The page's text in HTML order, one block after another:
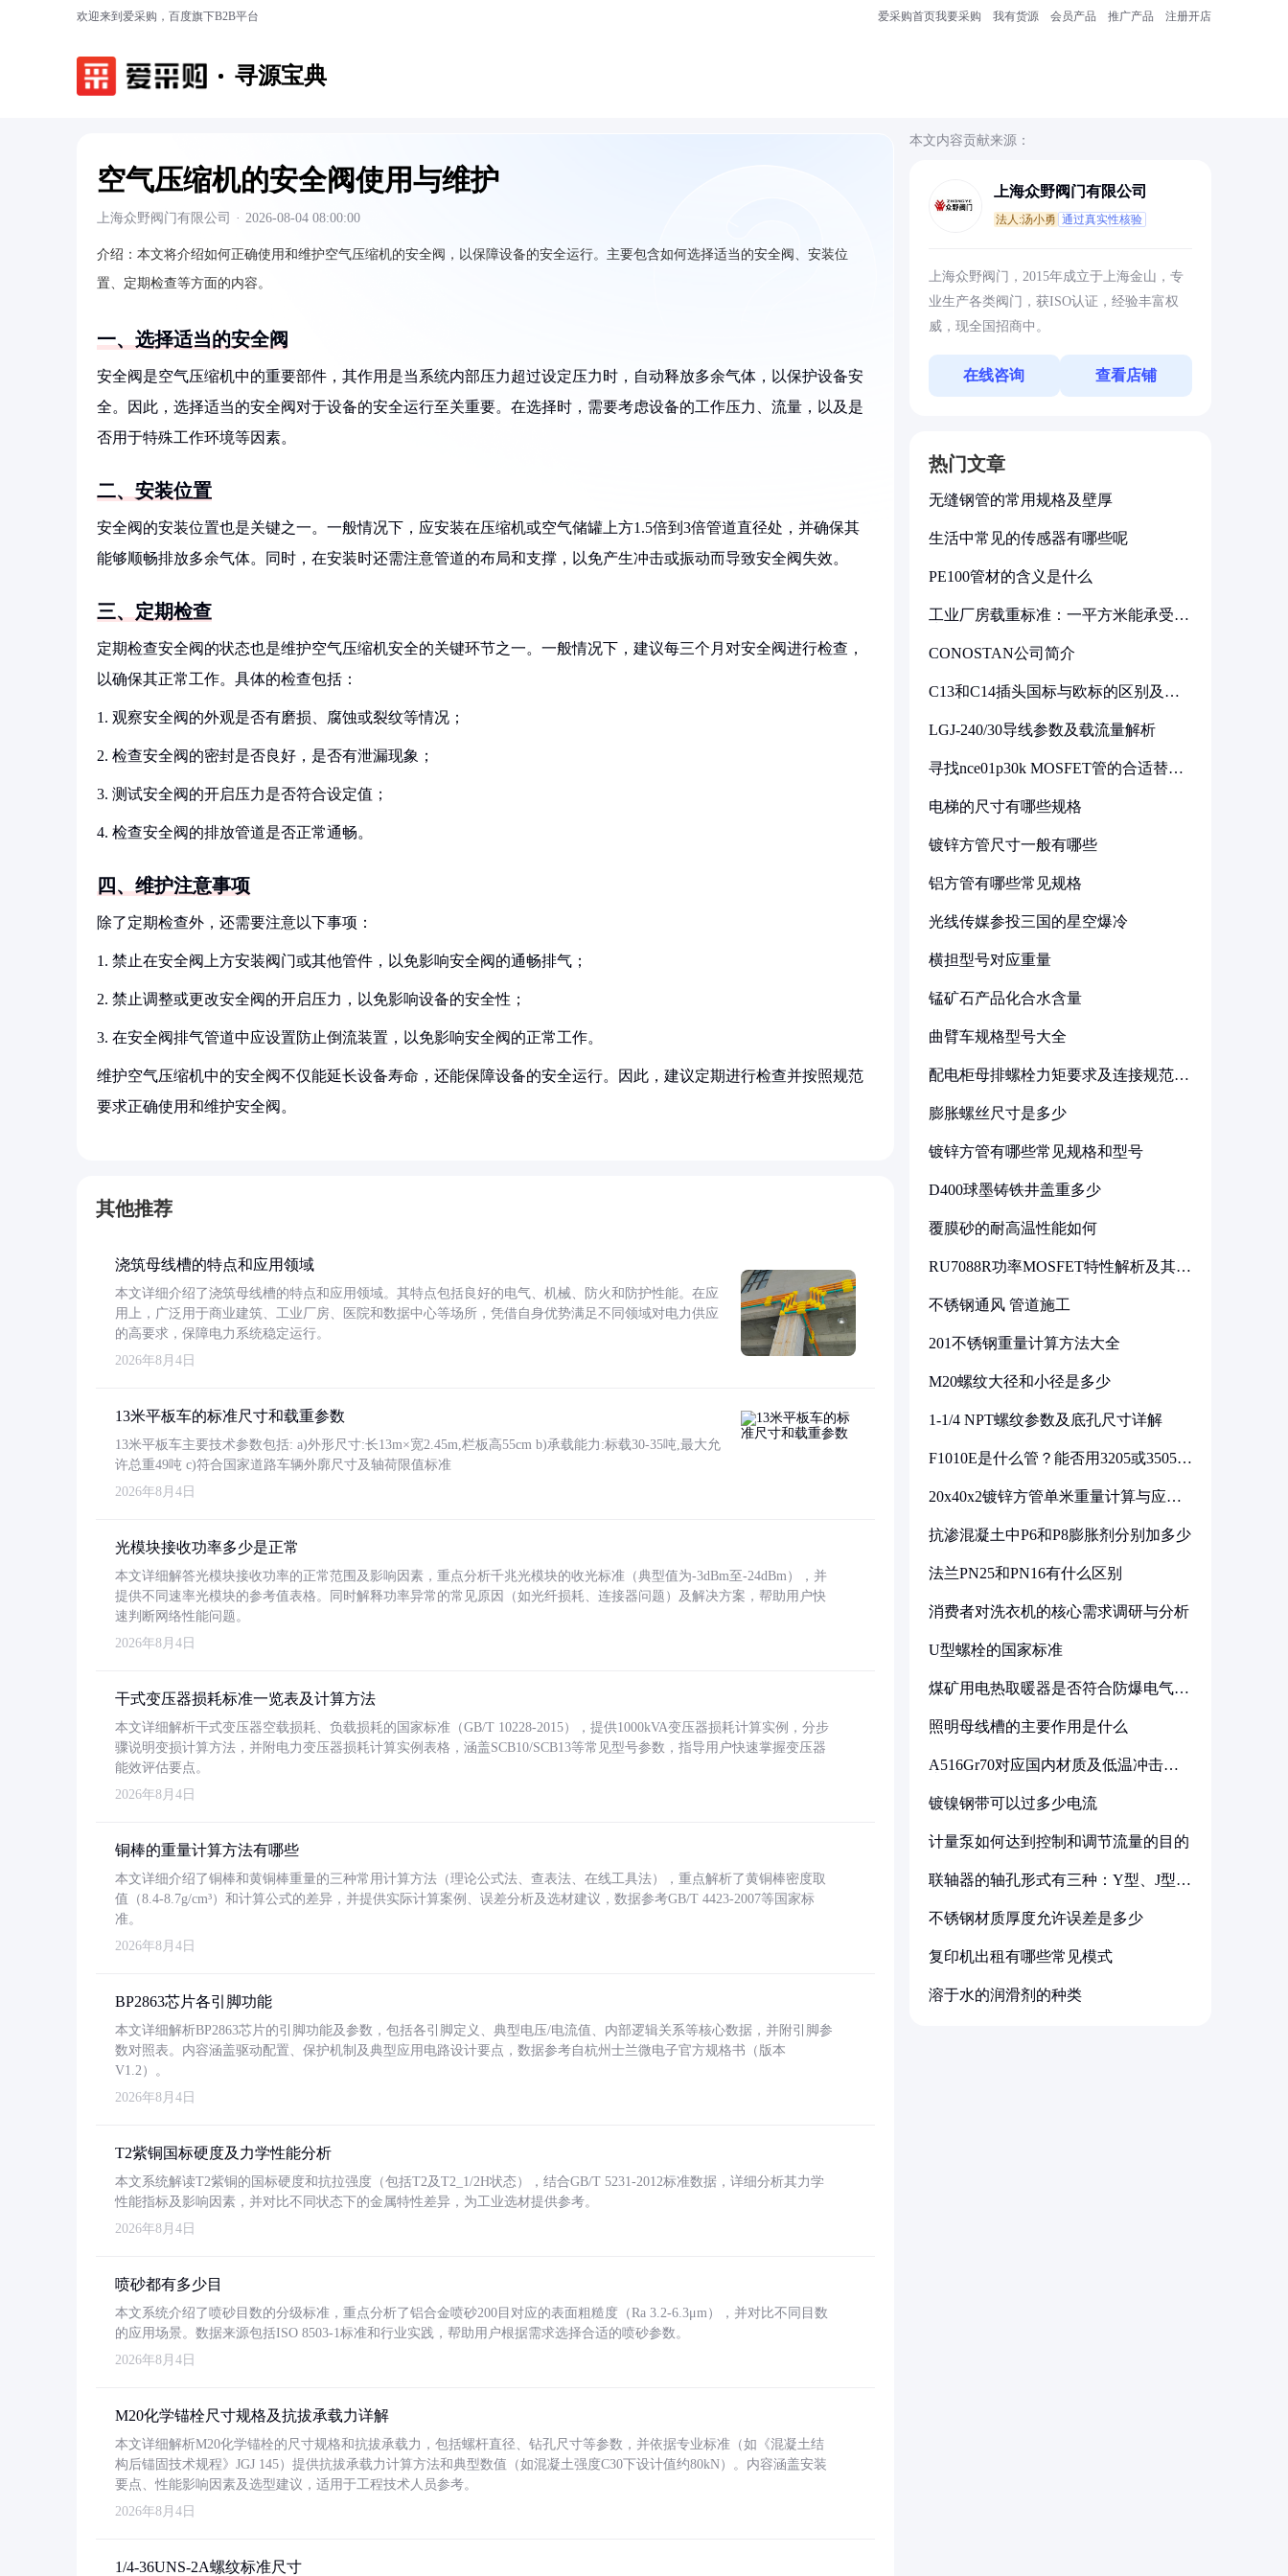
欢迎来到爱采购，百度旗下B2B平台 爱采购首页我要采购 我有货源 会员产品 推广产品 注册开店
寻源宝典
空气压缩机的安全阀使用与维护
上海众野阀门有限公司 · 2026-08-04 08:00:00
介绍： 本文将介绍如何正确使用和维护空气压缩机的安全阀，以保障设备的安全运行。主要包含如何选择适当的安全阀、安装位
置、定期检查等方面的内容。
一、选择适当的安全阀
安全阀是空气压缩机中的重要部件，其作用是当系统内部压力超过设定压力时，自动释放多余气体，以保护设备安
全。因此，选择适当的安全阀对于设备的安全运行至关重要。在选择时，需要考虑设备的工作压力、流量，以及是
否用于特殊工作环境等因素。
二、安装位置
安全阀的安装位置也是关键之一。一般情况下，应安装在压缩机或空气储罐上方1.5倍到3倍管道直径处，并确保其
能够顺畅排放多余气体。同时，在安装时还需注意管道的布局和支撑，以免产生冲击或振动而导致安全阀失效。
三、定期检查
定期检查安全阀的状态也是维护空气压缩机安全的关键环节之一。一般情况下，建议每三个月对安全阀进行检查，
以确保其正常工作。具体的检查包括：
1. 观察安全阀的外观是否有磨损、腐蚀或裂纹等情况；
2. 检查安全阀的密封是否良好，是否有泄漏现象；
3. 测试安全阀的开启压力是否符合设定值；
4. 检查安全阀的排放管道是否正常通畅。
四、维护注意事项
除了定期检查外，还需要注意以下事项：
1. 禁止在安全阀上方安装阀门或其他管件，以免影响安全阀的通畅排气；
2. 禁止调整或更改安全阀的开启压力，以免影响设备的安全性；
3. 在安全阀排气管道中应设置防止倒流装置，以免影响安全阀的正常工作。
维护空气压缩机中的安全阀不仅能延长设备寿命，还能保障设备的安全运行。因此，建议定期进行检查并按照规范
要求正确使用和维护安全阀。
其他推荐
浇筑母线槽的特点和应用领域
本文详细介绍了浇筑母线槽的特点和应用领域。其特点包括良好的电气、机械、防火和防护性能。在应
用上，广泛用于商业建筑、工业厂房、医院和数据中心等场所，凭借自身优势满足不同领域对电力供应
的高要求，保障电力系统稳定运行。
2026年8月4日
13米平板车的标准尺寸和载重参数
13米平板车主要技术参数包括: a)外形尺寸:长13m×宽2.45m,栏板高55cm b)承载能力:标载30-35吨,最大允
许总重49吨 c)符合国家道路车辆外廓尺寸及轴荷限值标准
2026年8月4日
光模块接收功率多少是正常
本文详细解答光模块接收功率的正常范围及影响因素，重点分析千兆光模块的收光标准（典型值为-3dBm至-24dBm），并
提供不同速率光模块的参考值表格。同时解释功率异常的常见原因（如光纤损耗、连接器问题）及解决方案，帮助用户快
速判断网络性能问题。
2026年8月4日
干式变压器损耗标准一览表及计算方法
本文详细解析干式变压器空载损耗、负载损耗的国家标准（GB/T 10228-2015），提供1000kVA变压器损耗计算实例，分步
骤说明变损计算方法，并附电力变压器损耗计算实例表格，涵盖SCB10/SCB13等常见型号参数，指导用户快速掌握变压器
能效评估要点。
2026年8月4日
铜棒的重量计算方法有哪些
本文详细介绍了铜棒和黄铜棒重量的三种常用计算方法（理论公式法、查表法、在线工具法），重点解析了黄铜棒密度取
值（8.4-8.7g/cm³）和计算公式的差异，并提供实际计算案例、误差分析及选材建议，数据参考GB/T 4423-2007等国家标
准。
2026年8月4日
BP2863芯片各引脚功能
本文详细解析BP2863芯片的引脚功能及参数，包括各引脚定义、典型电压/电流值、内部逻辑关系等核心数据，并附引脚参
数对照表。内容涵盖驱动配置、保护机制及典型应用电路设计要点，数据参考自杭州士兰微电子官方规格书（版本
V1.2）。
2026年8月4日
T2紫铜国标硬度及力学性能分析
本文系统解读T2紫铜的国标硬度和抗拉强度（包括T2及T2_1/2H状态），结合GB/T 5231-2012标准数据，详细分析其力学
性能指标及影响因素，并对比不同状态下的金属特性差异，为工业选材提供参考。
2026年8月4日
喷砂都有多少目
本文系统介绍了喷砂目数的分级标准，重点分析了铝合金喷砂200目对应的表面粗糙度（Ra 3.2-6.3μm），并对比不同目数
的应用场景。数据来源包括ISO 8503-1标准和行业实践，帮助用户根据需求选择合适的喷砂参数。
2026年8月4日
M20化学锚栓尺寸规格及抗拔承载力详解
本文详细解析M20化学锚栓的尺寸规格和抗拔承载力，包括螺杆直径、钻孔尺寸等参数，并依据专业标准（如《混凝土结
构后锚固技术规程》JGJ 145）提供抗拔承载力计算方法和典型数值（如混凝土强度C30下设计值约80kN）。内容涵盖安装
要点、性能影响因素及选型建议，适用于工程技术人员参考。
2026年8月4日
1/4-36UNS-2A螺纹标准尺寸
本文内容贡献来源：
上海众野阀门有限公司
法人:汤小勇 通过真实性核验
上海众野阀门，2015年成立于上海金山，专
业生产各类阀门，获ISO认证，经验丰富权
威，现全国招商中。
在线咨询 查看店铺
热门文章
无缝钢管的常用规格及壁厚
生活中常见的传感器有哪些呢
PE100管材的含义是什么
工业厂房载重标准：一平方米能承受多
CONOSTAN公司简介
C13和C14插头国标与欧标的区别及其
LGJ-240/30导线参数及载流量解析
寻找nce01p30k MOSFET管的合适替代
电梯的尺寸有哪些规格
镀锌方管尺寸一般有哪些
铝方管有哪些常见规格
光线传媒参投三国的星空爆冷
横担型号对应重量
锰矿石产品化合水含量
曲臂车规格型号大全
配电柜母排螺栓力矩要求及连接规范详
膨胀螺丝尺寸是多少
镀锌方管有哪些常见规格和型号
D400球墨铸铁井盖重多少
覆膜砂的耐高温性能如何
RU7088R功率MOSFET特性解析及其在
不锈钢通风 管道施工
201不锈钢重量计算方法大全
M20螺纹大径和小径是多少
1-1/4 NPT螺纹参数及底孔尺寸详解
F1010E是什么管？能否用3205或3505代
20x40x2镀锌方管单米重量计算与应用
抗渗混凝土中P6和P8膨胀剂分别加多少
法兰PN25和PN16有什么区别
消费者对洗衣机的核心需求调研与分析
U型螺栓的国家标准
煤矿用电热取暖器是否符合防爆电气设
照明母线槽的主要作用是什么
A516Gr70对应国内材质及低温冲击要
镀镍钢带可以过多少电流
计量泵如何达到控制和调节流量的目的
联轴器的轴孔形式有三种：Y型、J型、
不锈钢材质厚度允许误差是多少
复印机出租有哪些常见模式
溶于水的润滑剂的种类